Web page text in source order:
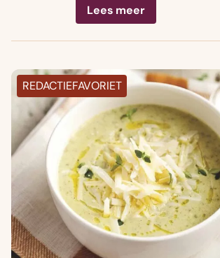
Lees meer
REDACTIEFAVORIET